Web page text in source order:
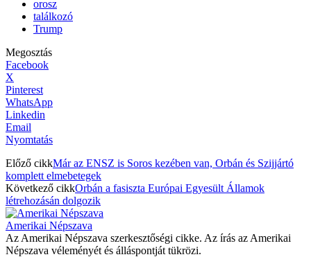
orosz
találkozó
Trump
Megosztás
Facebook
X
Pinterest
WhatsApp
Linkedin
Email
Nyomtatás
Előző cikkMár az ENSZ is Soros kezében van, Orbán és Szijjártó
komplett elmebetegek
Következő cikkOrbán a fasiszta Európai Egyesült Államok
létrehozásán dolgozik
Amerikai Népszava
Az Amerikai Népszava szerkesztőségi cikke. Az írás az Amerikai
Népszava véleményét és álláspontját tükrözi.